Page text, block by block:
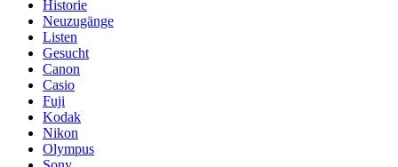
Historie
Neuzugänge
Listen
Gesucht
Canon
Casio
Fuji
Kodak
Nikon
Olympus